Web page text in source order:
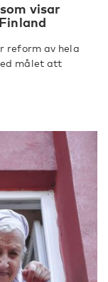
visar
reform av hela
målet att